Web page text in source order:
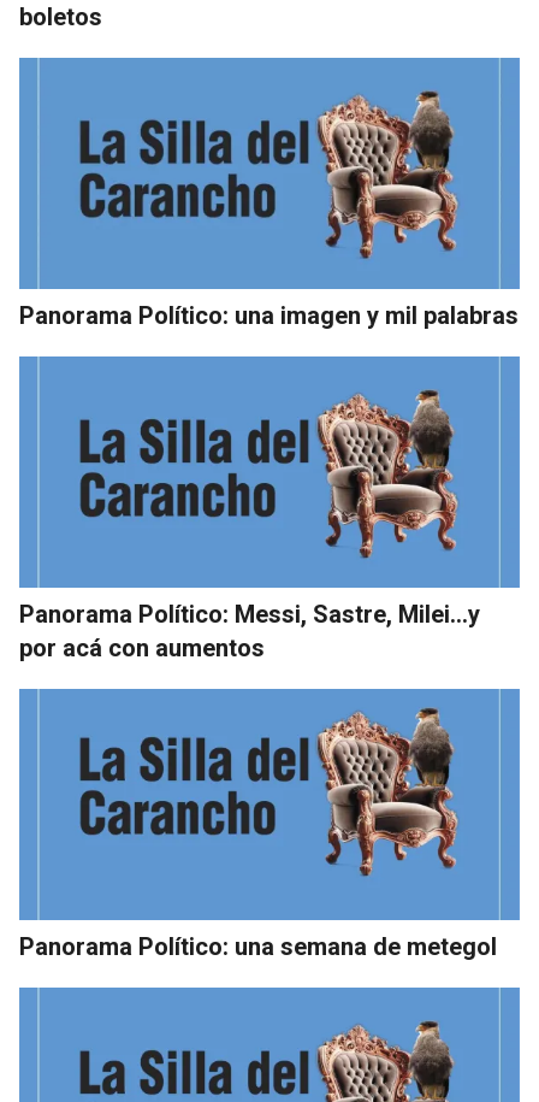
boletos
Panorama Político: una imagen y mil palabras
Panorama Político: Messi, Sastre, Milei…y
por acá con aumentos
Panorama Político: una semana de metegol